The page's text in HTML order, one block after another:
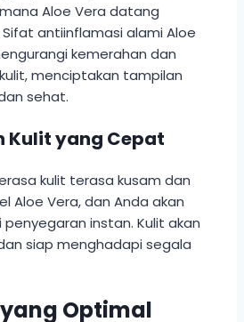
Aloe Vera datang
antiinflamasi alami Aloe
kemerahan dan
menciptakan tampilan
sehat.
Kulit yang Cepat
kulit terasa kusam dan
Aloe Vera, dan Anda akan
instan. Kulit akan
siap menghadapi segala
Optimal